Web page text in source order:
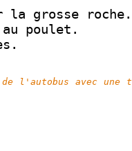
la grosse roche.
poulet.
l'autobus avec une